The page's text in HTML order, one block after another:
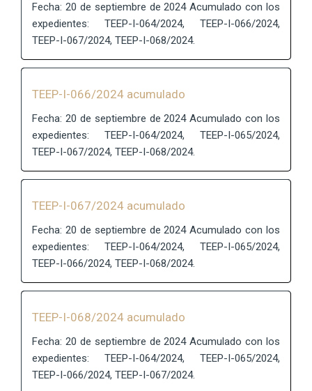
Fecha: 20 de septiembre de 2024 Acumulado con los
expedientes: TEEP-I-064/2024, TEEP-I-066/2024,
TEEP-I-067/2024, TEEP-I-068/2024.
TEEP-I-066/2024 acumulado
Fecha: 20 de septiembre de 2024 Acumulado con los
expedientes: TEEP-I-064/2024, TEEP-I-065/2024,
TEEP-I-067/2024, TEEP-I-068/2024.
TEEP-I-067/2024 acumulado
Fecha: 20 de septiembre de 2024 Acumulado con los
expedientes: TEEP-I-064/2024, TEEP-I-065/2024,
TEEP-I-066/2024, TEEP-I-068/2024.
TEEP-I-068/2024 acumulado
Fecha: 20 de septiembre de 2024 Acumulado con los
expedientes: TEEP-I-064/2024, TEEP-I-065/2024,
TEEP-I-066/2024, TEEP-I-067/2024.